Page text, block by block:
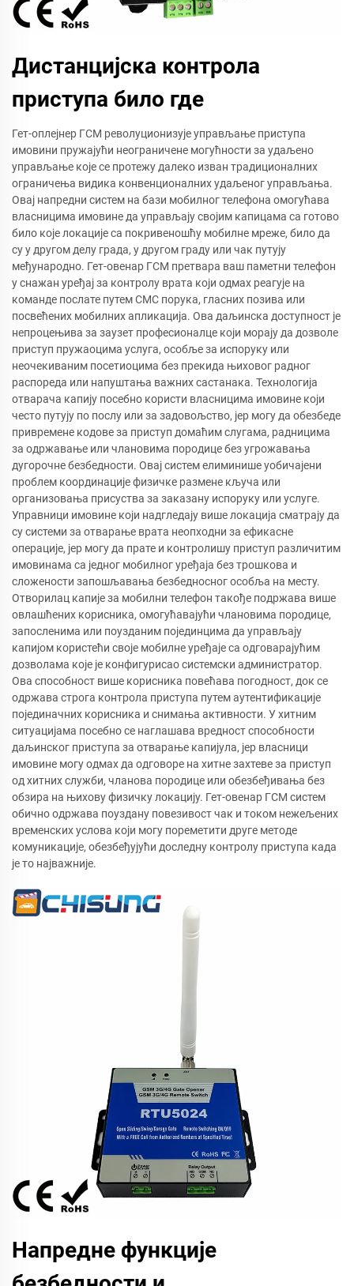
Дистанцијска контрола
приступа било где
Гет-оплејнер ГСМ револуционизује управљање приступа
имовини пружајући неограничене могућности за удаљено
управљање које се протежу далеко изван традиционалних
ограничења видика конвенционалних удаљеног управљања.
Овај напредни систем на бази мобилног телефона омогућава
власницима имовине да управљају својим капицама са готово
било које локације са покривеношћу мобилне мреже, било да
су у другом делу града, у другом граду или чак путују
међународно. Гет-овенар ГСМ претвара ваш паметни телефон
у снажан уређај за контролу врата који одмах реагује на
команде послате путем СМС порука, гласних позива или
посвећених мобилних апликација. Ова даљинска доступност је
непроцењива за заузет професионалце који морају да дозволе
приступ пружаоцима услуга, особље за испоруку или
неочекиваним посетиоцима без прекида њиховог радног
распореда или напуштања важних састанака. Технологија
отварача капију посебно користи власницима имовине који
често путују по послу или за задовољство, јер могу да обезбеде
привремене кодове за приступ домаћим слугама, радницима
за одржавање или члановима породице без угрожавања
дугорочне безбедности. Овај систем елиминише уобичајени
проблем координације физичке размене кључа или
организовања присуства за заказану испоруку или услуге.
Управници имовине који надгледају више локација сматрају да
су системи за отварање врата неопходни за ефикасне
операције, јер могу да прате и контролишу приступ различитим
имовинама са једног мобилног уређаја без трошкова и
сложености запошљавања безбедносног особља на месту.
Отворилац капије за мобилни телефон такође подржава више
овлашћених корисника, омогућавајући члановима породице,
запосленима или поузданим појединцима да управљају
капијом користећи своје мобилне уређаје са одговарајућим
дозволама које је конфигурисао системски администратор.
Ова способност више корисника повећава погодност, док се
одржава строга контрола приступа путем аутентификације
појединачних корисника и снимања активности. У хитним
ситуацијама посебно се наглашава вредност способности
даљинског приступа за отварање капијула, јер власници
имовине могу одмах да одговоре на хитне захтеве за приступ
од хитних служби, чланова породице или обезбеђивања без
обзира на њихову физичку локацију. Гет-овенар ГСМ систем
обично одржава поуздану повезивост чак и током нежељених
временских услова који могу пореметити друге методе
комуникације, обезбеђујући доследну контролу приступа када
је то најважније.
Напредне функције